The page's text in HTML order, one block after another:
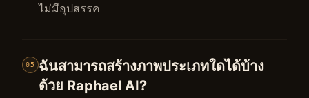
ไม่มีอุปสรรค
05
ฉันสามารถสร้างภาพประเภทใดได้บ้าง
ด้วย Raphael AI?